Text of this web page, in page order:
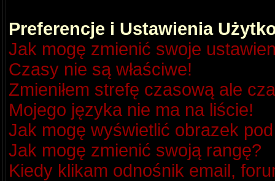
Preferencje i Ustawienia
Jak mogę zmienić swoje
Czasy nie są właściwe!
Zmieniłem strefę czasową ale
Mojego języka nie ma na liście!
Jak mogę wyświetlić obrazek
Jak mogę zmienić swoją rangę?
Kiedy klikam odnośnik email,